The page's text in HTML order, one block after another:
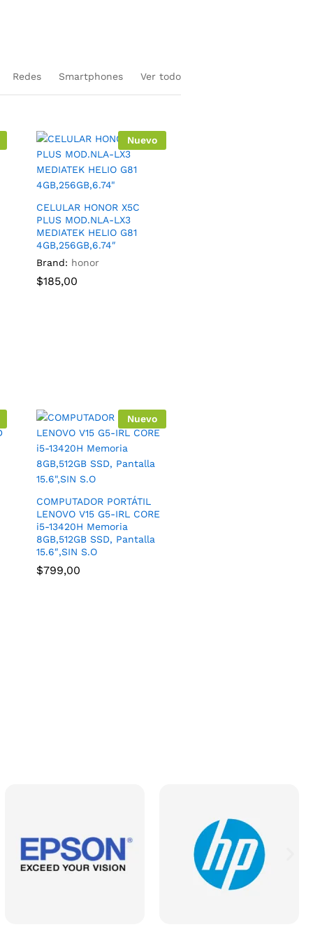
Redes Smartphones Ver todo
Nuevo
CELULAR HONOR X5C
PLUS MOD.NLA-LX3
MEDIATEK HELIO G81
4GB,256GB,6.74″
Brand: honor
$185,00
Nuevo
COMPUTADOR PORTÁTIL
LENOVO V15 G5-IRL CORE
i5-13420H Memoria
8GB,512GB SSD, Pantalla
15.6″,SIN S.O
$799,00